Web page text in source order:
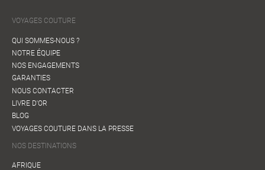
VOYAGES COUTURE
QUI SOMMES-NOUS ?
NOTRE ÉQUIPE
NOS ENGAGEMENTS
GARANTIES
NOUS CONTACTER
LIVRE D'OR
BLOG
VOYAGES COUTURE DANS LA PRESSE
NOS DESTINATIONS
AFRIQUE